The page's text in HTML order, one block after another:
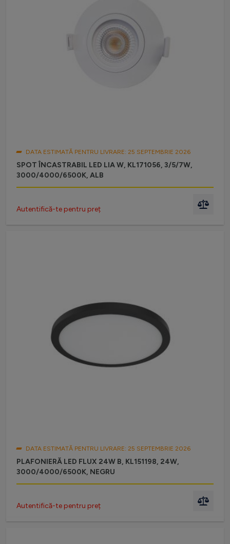
DATA ESTIMATĂ PENTRU LIVRARE: 25 SEPTEMBRIE 2026
SPOT ÎNCASTRABIL LED LIA W, KL171056, 3/5/7W,
3000/4000/6500K, ALB
Autentifică-te pentru preț
DATA ESTIMATĂ PENTRU LIVRARE: 25 SEPTEMBRIE 2026
PLAFONIERĂ LED FLUX 24W B, KL151198, 24W,
3000/4000/6500K, NEGRU
Autentifică-te pentru preț